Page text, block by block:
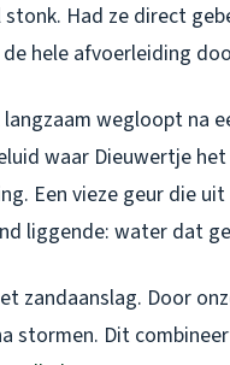
Had ze direct
hele afvoerleiding
wegloopt na
waar Dieuwertje
Een vieze geur die
liggende: water dat
zandaanslag. Door
stormen. Dit